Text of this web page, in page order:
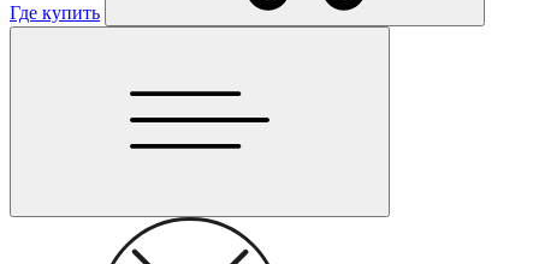
Где купить